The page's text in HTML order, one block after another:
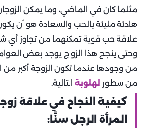
مثلما كان في الماضي، وما يمكن
هادئة مليئة بالحب والسعادة هو أن
علاقة حب قوية تمكنهما من تجاوز أي
وحتى ينجح هذا الزواج يوجد بعض
من وجودها عندما تكون الزوجة أكبر من
من سطور لهلوبة التالية.
كيفية النجاح في علاقة
المرأة الرجل سنًا: